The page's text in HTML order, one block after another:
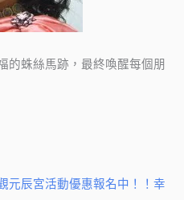
的蛛絲馬跡，最終喚醒每個朋
元辰宮活動優惠報名中！！幸